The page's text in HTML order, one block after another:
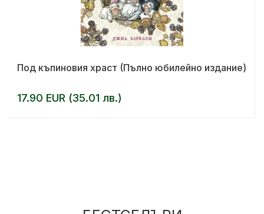
Под къпиновия храст (Пълно юбилейно издание)
17.90 EUR (35.01 лв.)